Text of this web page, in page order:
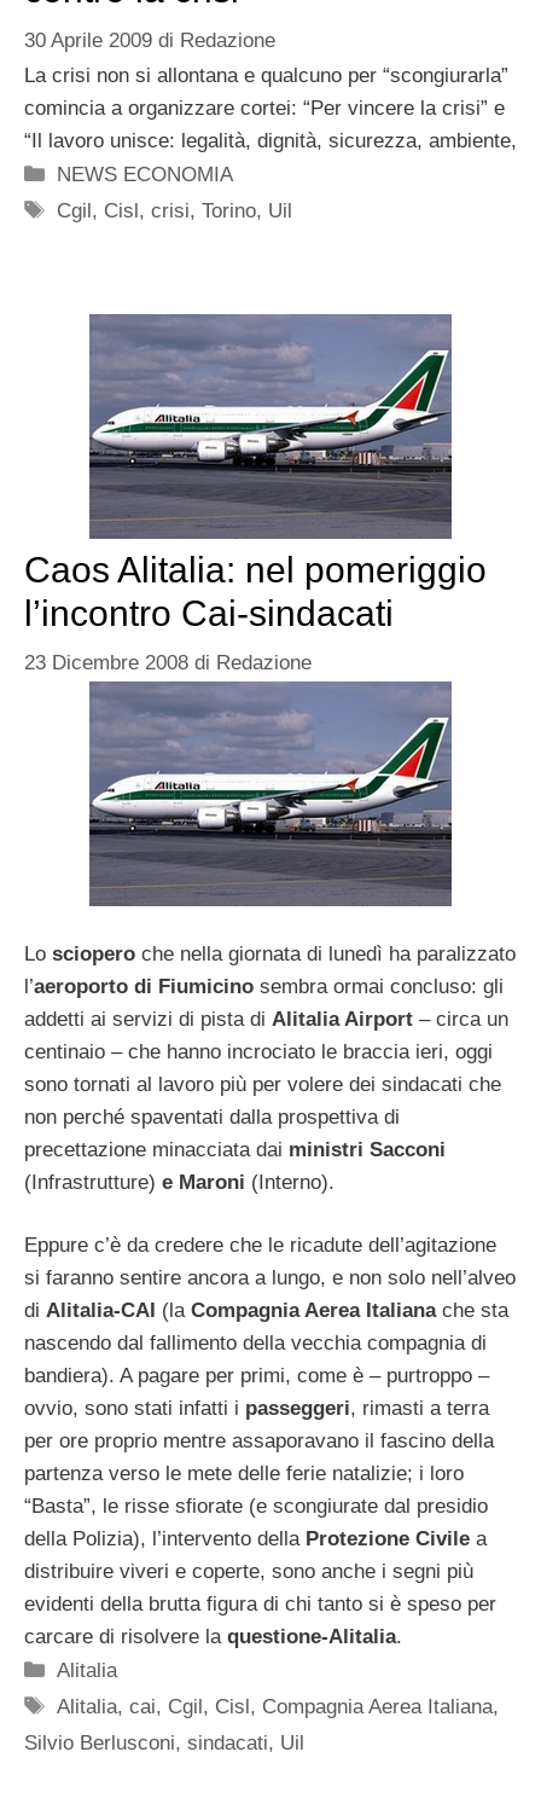
30 Aprile 2009 di Redazione
La crisi non si allontana e qualcuno per “scongiurarla”
comincia a organizzare cortei: “Per vincere la crisi” e
“Il lavoro unisce: legalità, dignità, sicurezza, ambiente,
Categorie
NEWS ECONOMIA
Tag
Cgil, Cisl,crisi,Torino, Uil
Caos Alitalia: nel pomeriggio
l’incontro Cai-sindacati
23 Dicembre 2008 di Redazione
Lo sciopero che nella giornata di lunedì ha paralizzato
l’aeroporto di Fiumicino sembra ormai concluso: gli
addetti ai servizi di pista di Alitalia Airport – circa un
centinaio – che hanno incrociato le braccia ieri, oggi
sono tornati al lavoro più per volere dei sindacati che
non perché spaventati dalla prospettiva di
precettazione minacciata dai ministri Sacconi
(Infrastrutture) e Maroni (Interno).
Eppure c’è da credere che le ricadute dell’agitazione
si faranno sentire ancora a lungo, e non solo nell’alveo
di Alitalia-CAI (la Compagnia Aerea Italianache sta
nascendo dal fallimento della vecchia compagnia di
bandiera). A pagare per primi, come è – purtroppo –
ovvio, sono stati infatti i passeggeri, rimasti a terra
per ore proprio mentre assaporavano il fascino della
partenza verso le mete delle ferie natalizie; i loro
“Basta”, le risse sfiorate (e scongiurate dal presidio
della Polizia), l’intervento della Protezione Civile a
distribuire viveri e coperte, sono anche i segni più
evidenti della brutta figura di chi tanto si è speso per
carcare di risolvere la questione-Alitalia.
Categorie
Alitalia
Tag
Alitalia,cai, Cgil, Cisl, Compagnia Aerea Italiana,
Silvio Berlusconi, sindacati, Uil